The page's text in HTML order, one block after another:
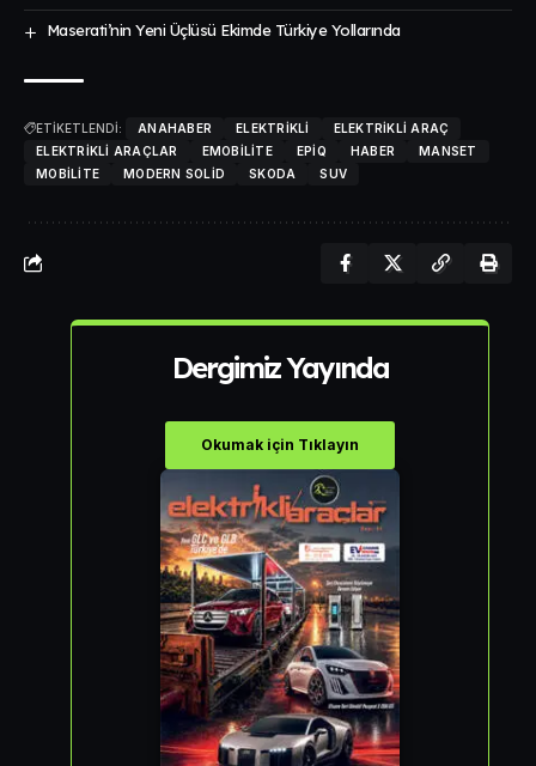
Maserati’nin Yeni Üçlüsü Ekimde Türkiye Yollarında
ETİKETLENDİ: ANAHABER ELEKTRIKLI
ELEKTRIKLI ARAÇ
ELEKTRIKLI ARAÇLAR
EMOBILITE EPIQ HABER
MANSET
MOBILITE
MODERN SOLID SKODA SUV
Dergimiz Yayında
Okumak için Tıklayın